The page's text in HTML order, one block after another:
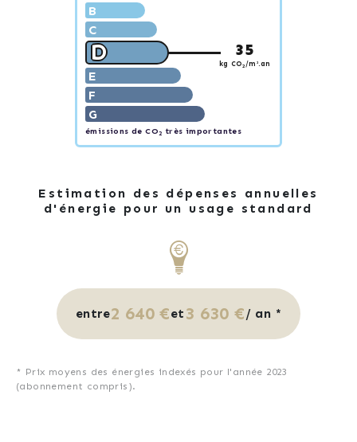
B
C
D 35
kg CO2/m².an
E
F
G
émissions de CO2 très importantes
Estimation des dépenses annuelles
d'énergie pour un usage standard
entre2 640 €et 3 630 €/ an *
* Prix moyens des énergies indexés pour l'année 2023
(abonnement compris).